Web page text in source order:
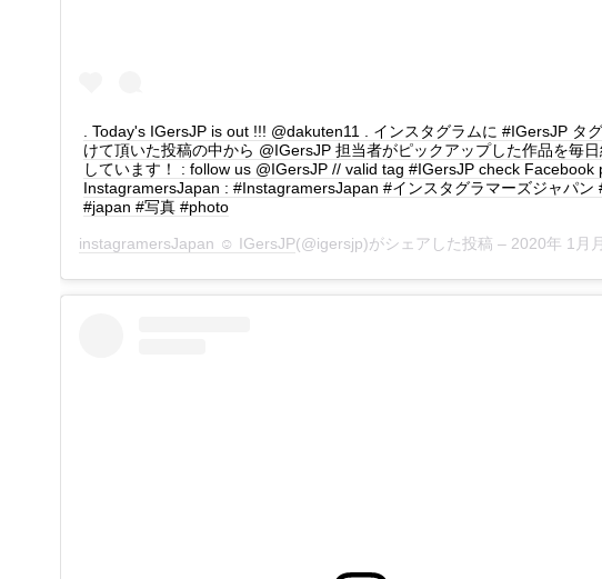
. Today's IGersJP is out !!! @dakuten11 . インスタグラムに #IGersJP タ
けて頂いた投稿の中から @IGersJP 担当者がピックアップした作品を毎
しています！ : follow us @IGersJP // valid tag #IGersJP check Facebook
InstagramersJapan : #InstagramersJapan #インスタグラマーズジャパン
#japan #写真 #photo
instagramersJapan ☺︎ IGersJP(@igersjp)がシェアした投稿 – 2020年 1月月1日午後11時42